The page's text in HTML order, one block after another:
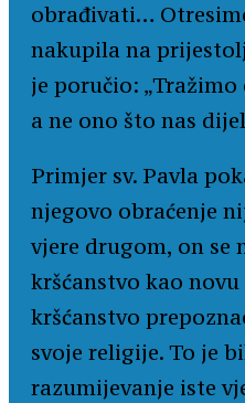
obrađivati…
nakupila na
je poručio:
a ne ono što nas
Primjer sv. Pavla
njegovo obraćenje
vjere drugom, on se
kršćanstvo kao
kršćanstvo
svoje religije. To je
razumijevanje iste